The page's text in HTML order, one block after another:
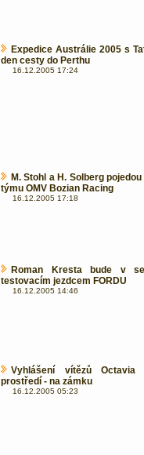
Expedice Austrálie 2005 s
den cesty do Perthu
16.12.2005 17:24
M. Stohl a H. Solberg
týmu OMV Bozian Racing
16.12.2005 17:18
Roman Kresta bude v
testovacím jezdcem FORDU
16.12.2005 14:46
Vyhlášení vítězů
prostředí - na zámku
16.12.2005 05:23